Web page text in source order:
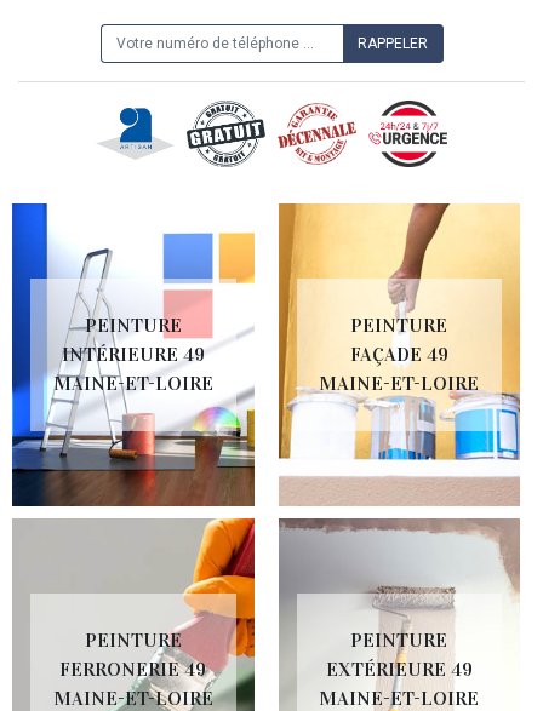
PEINTURE
INTÉRIEURE 49
MAINE-ET-LOIRE
PEINTURE
FAÇADE 49
MAINE-ET-LOIRE
PEINTURE
FERRONERIE 49
MAINE-ET-LOIRE
PEINTURE
EXTÉRIEURE 49
MAINE-ET-LOIRE